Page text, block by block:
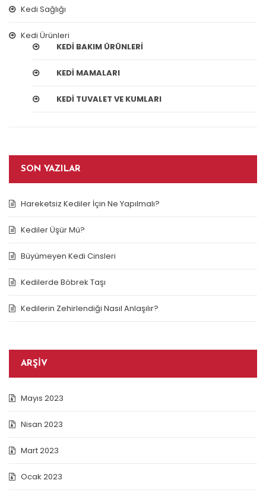
Kedi Sağlığı
Kedi Ürünleri
KEDI BAKIM ÜRÜNLERI
KEDI MAMALARI
KEDI TUVALET VE KUMLARI
SON YAZILAR
Hareketsiz Kediler İçin Ne Yapılmalı?
Kediler Üşür Mü?
Büyümeyen Kedi Cinsleri
Kedilerde Böbrek Taşı
Kedilerin Zehirlendiği Nasıl Anlaşılır?
ARŞIV
Mayıs 2023
Nisan 2023
Mart 2023
Ocak 2023